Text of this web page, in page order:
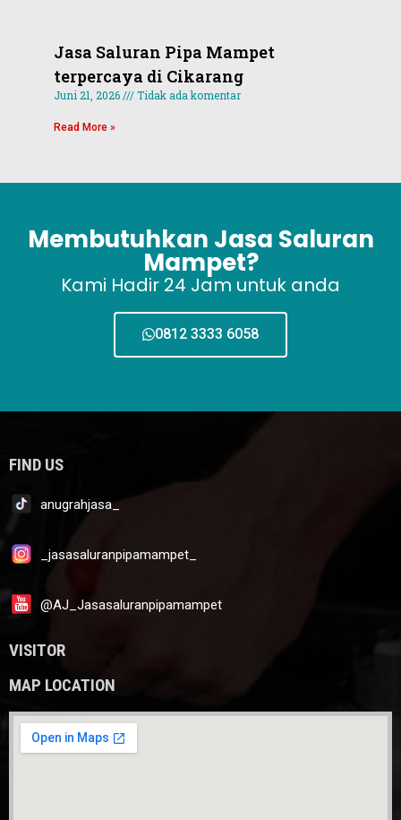
Jasa Saluran Pipa Mampet
terpercaya di Cikarang
Juni 21, 2026 Tidak ada komentar
Read More »
Membutuhkan Jasa Saluran
Mampet?
Kami Hadir 24 Jam untuk anda
0812 3333 6058
FIND US
anugrahjasa_
_jasasaluranpipamampet_
@AJ_Jasasaluranpipamampet
VISITOR
MAP LOCATION